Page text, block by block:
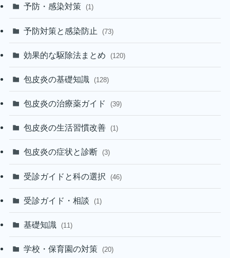
予防・感染対策 (1)
予防対策と感染防止 (73)
効果的な駆除法まとめ (120)
包皮炎の基礎知識 (128)
包皮炎の治療薬ガイド (39)
包皮炎の生活習慣改善 (1)
包皮炎の症状と診断 (3)
受診ガイドと科の選択 (46)
受診ガイド・相談 (1)
基礎知識 (11)
学校・保育園の対策 (20)